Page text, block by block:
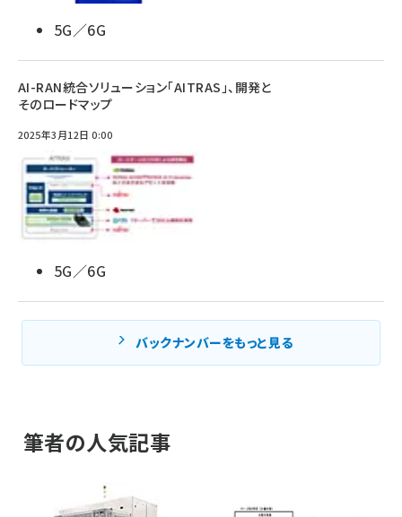
5G／6G
AI-RAN統合ソリューション「AITRAS」、開発と
そのロードマップ
2025年3月12日 0:00
5G／6G
バックナンバーをもっと見る
筆者の人気記事